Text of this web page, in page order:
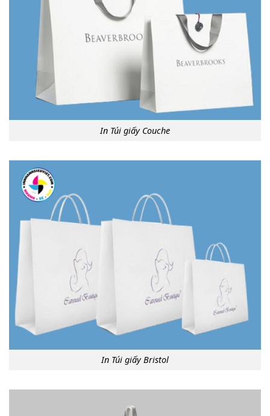
In Túi giấy Couche
In Túi giấy Bristol